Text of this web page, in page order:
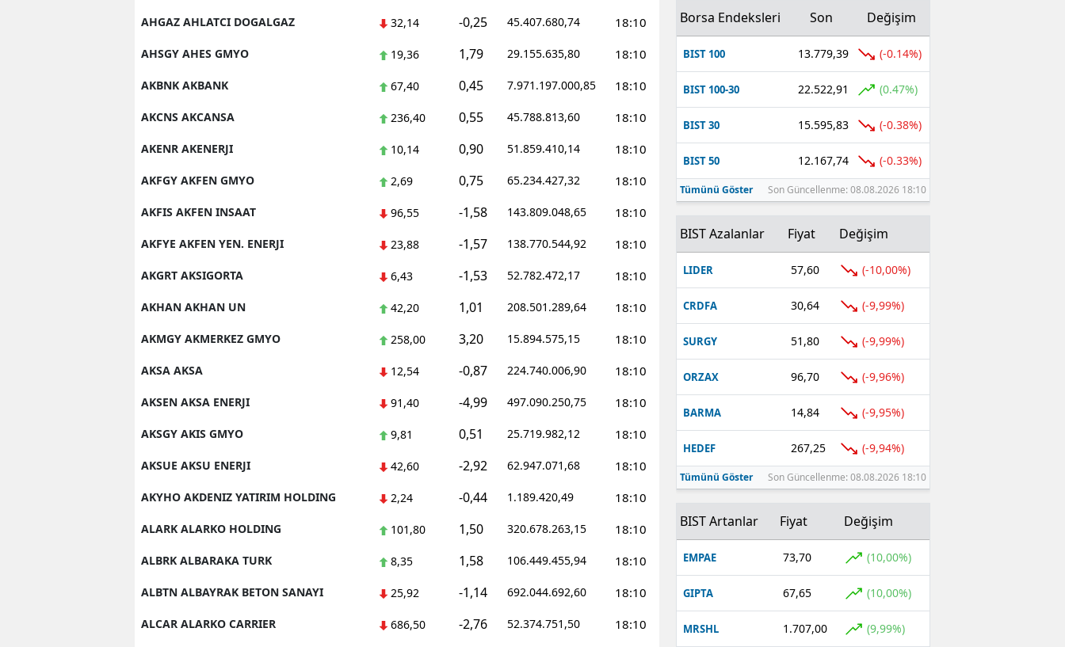
İstanbul
İzmir
Kars
Kastamonu
Kayseri
Kırklareli
Kırşehir
Kocaeli
Konya
Kütahya
Malatya
Manisa
Kahramanmaraş
Mardin
Muğla
Muş
Nevşehir
Niğde
Ordu
Rize
AHGAZ AHLATCI DOGALGAZ 32,14 -0,25 45.407.680,74 18:10
AHSGY AHES GMYO 19,36 1,79 29.155.635,80 18:10
AKBNK AKBANK 67,40 0,45 7.971.197.000,85 18:10
AKCNS AKCANSA 236,40 0,55 45.788.813,60 18:10
AKENR AKENERJI 10,14 0,90 51.859.410,14 18:10
AKFGY AKFEN GMYO 2,69 0,75 65.234.427,32 18:10
AKFIS AKFEN INSAAT 96,55 -1,58 143.809.048,65 18:10
AKFYE AKFEN YEN. ENERJI 23,88 -1,57 138.770.544,92 18:10
AKGRT AKSIGORTA 6,43 -1,53 52.782.472,17 18:10
AKHAN AKHAN UN 42,20 1,01 208.501.289,64 18:10
AKMGY AKMERKEZ GMYO 258,00 3,20 15.894.575,15 18:10
AKSA AKSA 12,54 -0,87 224.740.006,90 18:10
AKSEN AKSA ENERJI 91,40 -4,99 497.090.250,75 18:10
AKSGY AKIS GMYO 9,81 0,51 25.719.982,12 18:10
AKSUE AKSU ENERJI 42,60 -2,92 62.947.071,68 18:10
AKYHO AKDENIZ YATIRIM HOLDING 2,24 -0,44 1.189.420,49 18:10
ALARK ALARKO HOLDING 101,80 1,50 320.678.263,15 18:10
ALBRK ALBARAKA TURK 8,35 1,58 106.449.455,94 18:10
ALBTN ALBAYRAK BETON SANAYI 25,92 -1,14 692.044.692,60 18:10
ALCAR ALARKO CARRIER 686,50 -2,76 52.374.751,50 18:10
Borsa Endeksleri Son Değişim
BIST 100 13.779,39 (-0.14%)
BIST 100-30 22.522,91 (0.47%)
BIST 30 15.595,83 (-0.38%)
BIST 50 12.167,74 (-0.33%)
Tümünü Göster Son Güncellenme: 08.08.2026 18:10
BIST Azalanlar Fiyat Değişim
LIDER 57,60 (-10,00%)
CRDFA 30,64 (-9,99%)
SURGY 51,80 (-9,99%)
ORZAX 96,70 (-9,96%)
BARMA 14,84 (-9,95%)
HEDEF 267,25 (-9,94%)
Tümünü Göster Son Güncellenme: 08.08.2026 18:10
BIST Artanlar Fiyat Değişim
EMPAE 73,70 (10,00%)
GIPTA 67,65 (10,00%)
MRSHL 1.707,00 (9,99%)